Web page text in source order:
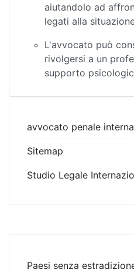
aiutandolo ad
legati alla
L'avvocato può
rivolgersi a un
supporto
avvocato penale
Sitemap
Studio Legale
Paesi senza